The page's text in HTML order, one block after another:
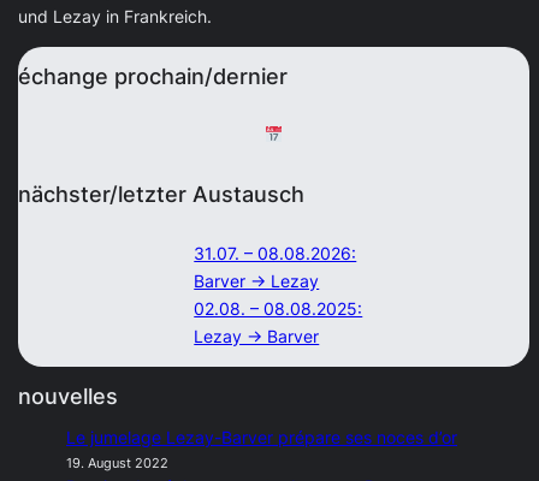
und Lezay in Frankreich.
échange prochain/dernier
nächster/letzter Austausch
31.07. – 08.08.2026:
Barver → Lezay
02.08. – 08.08.2025:
Lezay → Barver
nouvelles
Le jumelage Lezay-Barver prépare ses noces d’or
19. August 2022